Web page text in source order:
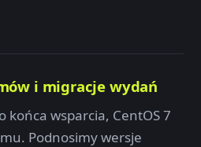
i migracje wydań
końca wsparcia, CentOS 7
Podnosimy wersje